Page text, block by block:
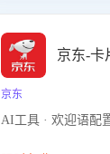
京东
AI工具 · 欢迎语配